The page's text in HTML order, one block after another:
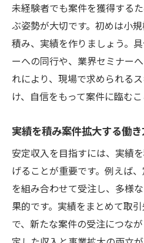
未経験者でも案件を獲得する
ぶ姿勢が大切です。初めは小
積み、実績を作りましょう。
ーへの同行や、業界セミナー
れにより、現場で求められる
け、自信をもって案件に臨むこ
実績を積み案件拡大する働
安定収入を目指すには、実績
げることが重要です。例えば
を組み合わせて受注し、多様
果的です。実績をまとめて取
で、新たな案件の受注につな